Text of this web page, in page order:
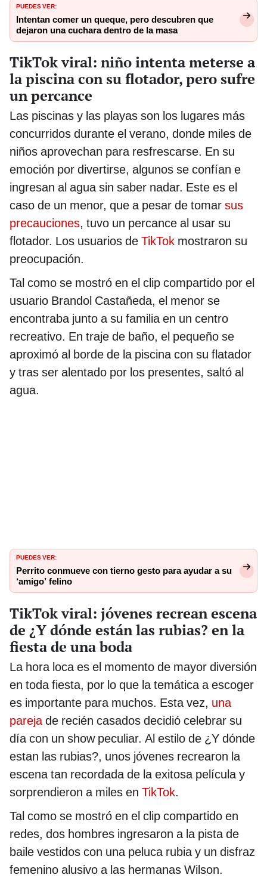
PUEDES VER:
Intentan comer un queque, pero descubren que
dejaron una cuchara dentro de la masa
TikTok viral: niño intenta meterse a
la piscina con su flotador, pero sufre
un percance
Las piscinas y las playas son los lugares más
concurridos durante el verano, donde miles de
niños aprovechan para resfrescarse. En su
emoción por divertirse, algunos se confían e
ingresan al agua sin saber nadar. Este es el
caso de un menor, que a pesar de tomar sus
precauciones, tuvo un percance al usar su
flotador. Los usuarios de TikTok mostraron su
preocupación.
Tal como se mostró en el clip compartido por el
usuario Brandol Castañeda, el menor se
encontraba junto a su familia en un centro
recreativo. En traje de baño, el pequeño se
aproximó al borde de la piscina con su flatador
y tras ser alentado por los presentes, saltó al
agua.
PUEDES VER:
Perrito conmueve con tierno gesto para ayudar a su
‘amigo’ felino
TikTok viral: jóvenes recrean escena
de ¿Y dónde están las rubias? en la
fiesta de una boda
La hora loca es el momento de mayor diversión
en toda fiesta, por lo que la temática a escoger
es importante para muchos. Esta vez, una
parejade recién casados decidió celebrar su
día con un show peculiar. Al estilo de ¿Y dónde
estan las rubias?, unos jóvenes recrearon la
escena tan recordada de la exitosa película y
sorprendieron a miles en TikTok.
Tal como se mostró en el clip compartido en
redes, dos hombres ingresaron a la pista de
baile vestidos con una peluca rubia y un disfraz
femenino alusivo a las hermanas Wilson.